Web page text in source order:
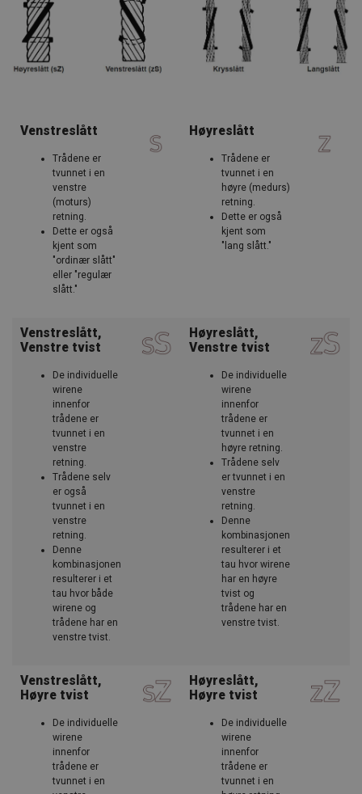
Venstreslått
Trådene er
tvunnet i en
venstre
(moturs)
retning.
Dette er også
kjent som
"ordinær slått"
eller "regulær
slått."
Høyreslått
Trådene er
tvunnet i en
høyre (medurs)
retning.
Dette er også
kjent som
"lang slått."
Venstreslått,
Venstre tvist
De individuelle
wirene
innenfor
trådene er
tvunnet i en
venstre
retning.
Trådene selv
er også
tvunnet i en
venstre
retning.
Denne
kombinasjonen
resulterer i et
tau hvor både
wirene og
trådene har en
venstre tvist.
Høyreslått,
Venstre tvist
De individuelle
wirene
innenfor
trådene er
tvunnet i en
høyre retning.
Trådene selv
er tvunnet i en
venstre
retning.
Denne
kombinasjonen
resulterer i et
tau hvor wirene
har en høyre
tvist og
trådene har en
venstre tvist.
Venstreslått,
Høyre tvist
De individuelle
wirene
innenfor
trådene er
tvunnet i en
Høyreslått,
Høyre tvist
De individuelle
wirene
innenfor
trådene er
tvunnet i en